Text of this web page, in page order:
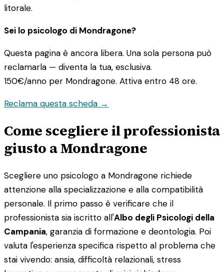
litorale.
Sei lo psicologo di Mondragone?
Questa pagina è ancora libera. Una sola persona può
reclamarla — diventa la tua, esclusiva.
150€/anno per Mondragone. Attiva entro 48 ore.
Reclama questa scheda →
Come scegliere il professionista
giusto a Mondragone
Scegliere uno psicologo a Mondragone richiede
attenzione alla specializzazione e alla compatibilità
personale. Il primo passo è verificare che il
professionista sia iscritto all'Albo degli Psicologi della
Campania, garanzia di formazione e deontologia. Poi
valuta l'esperienza specifica rispetto al problema che
stai vivendo: ansia, difficoltà relazionali, stress